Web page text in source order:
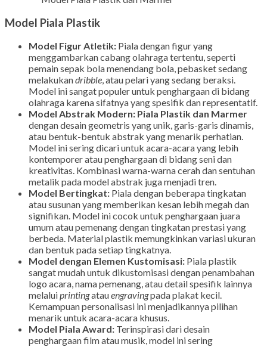
Model Piala Plastik
Model Figur Atletik: Piala dengan figur yang
menggambarkan cabang olahraga tertentu, seperti
pemain sepak bola menendang bola, pebasket sedang
melakukandribble, atau pelari yang sedang beraksi.
Model ini sangat populer untuk penghargaan di bidang
olahraga karena sifatnya yang spesifik dan representatif.
Model Abstrak Modern: Piala Plastik dan Marmer
dengan desain geometris yang unik, garis-garis dinamis,
atau bentuk-bentuk abstrak yang menarik perhatian.
Model ini sering dicari untuk acara-acara yang lebih
kontemporer atau penghargaan di bidang seni dan
kreativitas. Kombinasi warna-warna cerah dan sentuhan
metalik pada model abstrak juga menjadi tren.
Model Bertingkat: Piala dengan beberapa tingkatan
atau susunan yang memberikan kesan lebih megah dan
signifikan. Model ini cocok untuk penghargaan juara
umum atau pemenang dengan tingkatan prestasi yang
berbeda. Material plastik memungkinkan variasi ukuran
dan bentuk pada setiap tingkatnya.
Model dengan Elemen Kustomisasi: Piala plastik
sangat mudah untuk dikustomisasi dengan penambahan
logo acara, nama pemenang, atau detail spesifik lainnya
melaluiprintingatauengravingpada plakat kecil.
Kemampuan personalisasi ini menjadikannya pilihan
menarik untuk acara-acara khusus.
Model Piala Award: Terinspirasi dari desain
penghargaan film atau musik, model ini sering